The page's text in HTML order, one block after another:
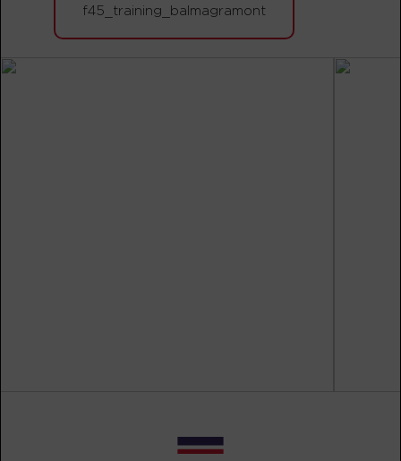
RÉSERVER
HYROX Signature Skill 2
f45_training_balmagramont